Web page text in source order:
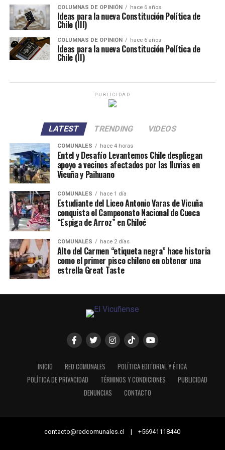
COLUMNAS DE OPINIÓN hace 6 años
Ideas para la nueva Constitución Política de
Chile (III)
COLUMNAS DE OPINIÓN hace 6 años
Ideas para la nueva Constitución Política de
Chile (II)
PUBLICIDAD
LATEST TRENDING VIDEOS
COMUNALES hace 4 horas
Entel y Desafío Levantemos Chile despliegan
apoyo a vecinos afectados por las lluvias en
Vicuña y Paihuano
COMUNALES hace 1 día
Estudiante del Liceo Antonio Varas de Vicuña
conquista el Campeonato Nacional de Cueca
“Espiga de Arroz” en Chiloé
COMUNALES hace 2 días
Alto del Carmen “etiqueta negra” hace historia
como el primer pisco chileno en obtener una
estrella Great Taste
INICIO RED COMUNALES
POLÍTICA EDITORIAL Y ÉTICA
POLÍTICA DE PRIVACIDAD
TÉRMINOS Y CONDICIONES
PUBLICIDAD
DENUNCIAS
CONTACTO
contacto@redcomunales.cl | +56941118440